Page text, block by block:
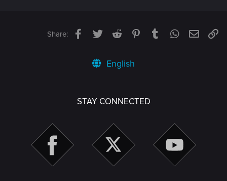
Share: Facebook
TwitterReddit PinterestTumblrWhatsApp
Email
English
STAY CONNECTED